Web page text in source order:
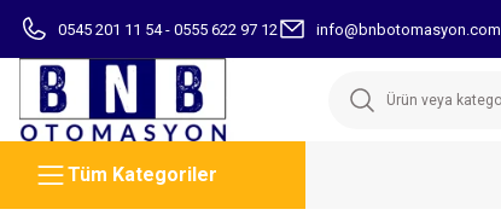
0545 201 11 54 - 0555 622 97 12 info@bnbotomasyon.com
Tüm Kategoriler